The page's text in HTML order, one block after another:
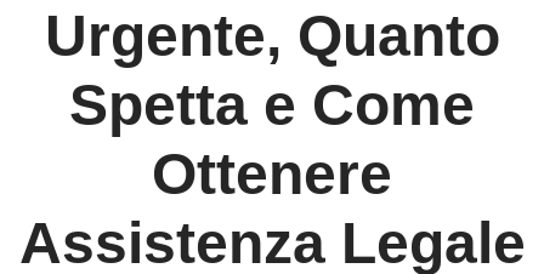
Urgente, Quanto
Spetta e Come
Ottenere
Assistenza Legale